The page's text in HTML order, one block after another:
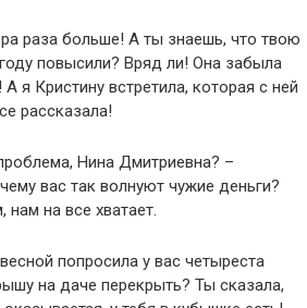
раза больше! А ты знаешь, что твою
повысили? Вряд ли! Она забыла
я Кристину встретила, которая с ней
рассказала!
Нина Дмитриевна? –
вас так волнуют чужие деньги?
на все хватает.
попросила у вас четыреста
на даче перекрыть? Ты сказала,